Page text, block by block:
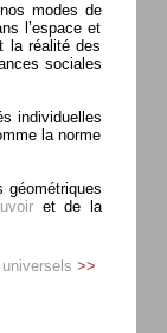
modes de
l’espace et
la réalité des
sociales
individuelles
la norme
géométriques
et de la
>>